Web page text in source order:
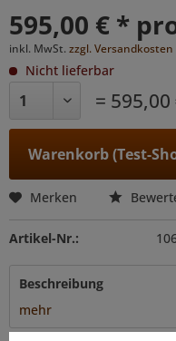
595,00 € *
inkl. MwSt. zzgl. Versandkosten
Nicht lieferbar
= 595,00
Warenkorb (Test-
Merken
Artikel-Nr.:
Beschreibung
mehr